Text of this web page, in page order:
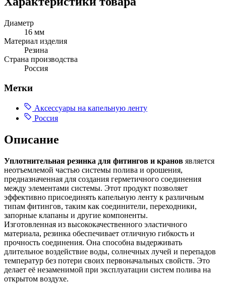
Диаметр
16 мм
Материал изделия
Резина
Страна производства
Россия
Метки
Аксессуары на капельную ленту
Россия
Описание
Уплотнительная резинка для фитингов и кранов является
неотъемлемой частью системы полива и орошения,
предназначенная для создания герметичного соединения
между элементами системы. Этот продукт позволяет
эффективно присоединять капельную ленту к различным
типам фитингов, таким как соединители, переходники,
запорные клапаны и другие компоненты.
Изготовленная из высококачественного эластичного
материала, резинка обеспечивает отличную гибкость и
прочность соединения. Она способна выдерживать
длительное воздействие воды, солнечных лучей и перепадов
температур без потери своих первоначальных свойств. Это
делает её незаменимой при эксплуатации систем полива на
открытом воздухе.